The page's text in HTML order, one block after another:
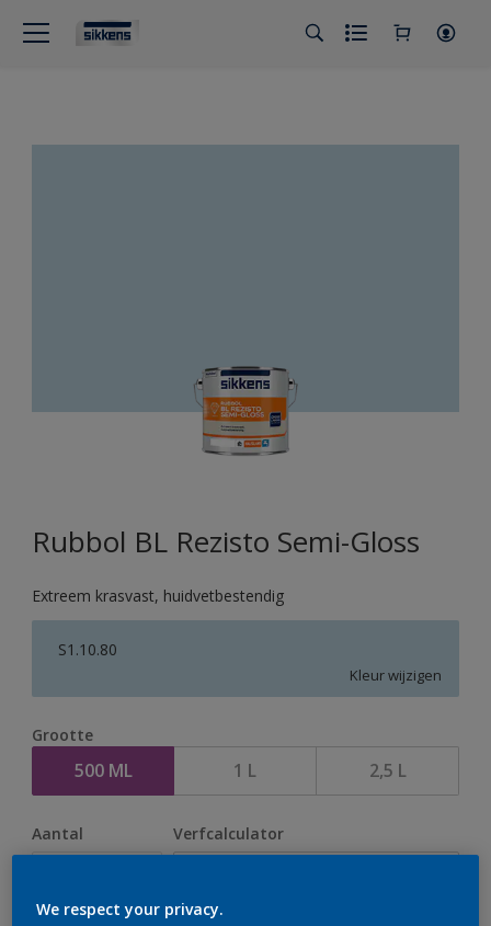
Rubbol BL Rezisto Semi-Gloss
Extreem krasvast, huidvetbestendig
S1.10.80
Kleur wijzigen
Grootte
500 ML 1 L 2,5 L
Aantal Verfcalculator
We respect your privacy.